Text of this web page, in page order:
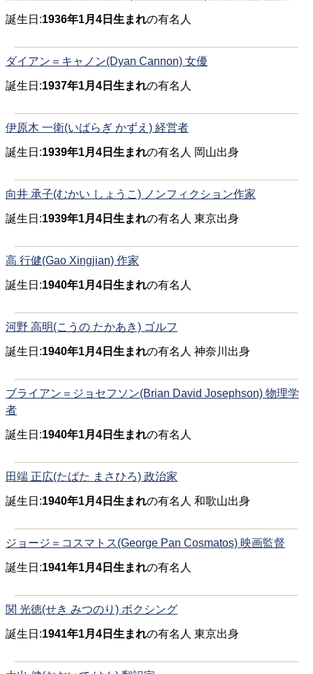
誕生日:1936年1月4日生まれの有名人
ダイアン＝キャノン(Dyan Cannon) 女優
誕生日:1937年1月4日生まれの有名人
伊原木 一衛(いばらぎ かずえ) 経営者
誕生日:1939年1月4日生まれの有名人 岡山出身
向井 承子(むかい しょうこ) ノンフィクション作家
誕生日:1939年1月4日生まれの有名人 東京出身
高 行健(Gao Xingjian) 作家
誕生日:1940年1月4日生まれの有名人
河野 高明(こうの たかあき) ゴルフ
誕生日:1940年1月4日生まれの有名人 神奈川出身
ブライアン＝ジョセフソン(Brian David Josephson) 物理学
者
誕生日:1940年1月4日生まれの有名人
田端 正広(たばた まさひろ) 政治家
誕生日:1940年1月4日生まれの有名人 和歌山出身
ジョージ＝コスマトス(George Pan Cosmatos) 映画監督
誕生日:1941年1月4日生まれの有名人
関 光徳(せき みつのり) ボクシング
誕生日:1941年1月4日生まれの有名人 東京出身